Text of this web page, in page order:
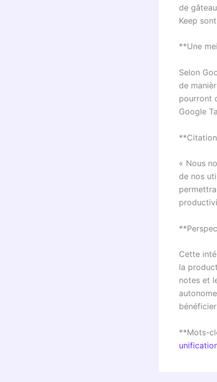
de
Keep
**Une
Selon
de
pourront
Google
« Nous
de nos
Cette
la
notes et
**Mots-